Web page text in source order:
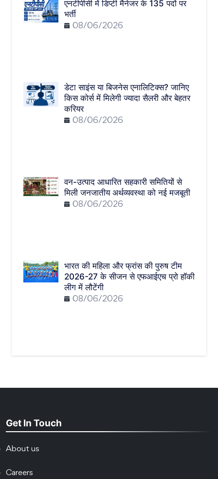
एनटीपीसी में डिप्टी मैनेजर के 135 पदों पर
भर्ती
08/06/2026
डेटा साइंस या बिजनेस एनालिटिक्स? जानिए
किस कोर्स में मिलेगी ज्यादा सैलरी और बेहतर
करियर
08/06/2026
वन-उत्पाद आधारित सहकारी समितियों से
मिली जनजातीय अर्थव्यवस्था को नई मजबूती
08/06/2026
भारत की महिला और फ्रांस की पुरुष टीम
2026-27 के सीजन से एफआईएच प्रो हॉकी
लीग में लौटेंगी
08/06/2026
Get In Touch
About us
Careers